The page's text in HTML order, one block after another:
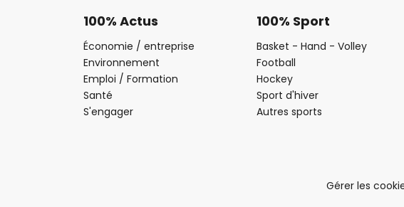
100% Actus
Économie / entreprise
Environnement
Emploi / Formation
Santé
S'engager
100% Sport
Basket - Hand - Volley
Football
Hockey
Sport d'hiver
Autres sports
Gérer les